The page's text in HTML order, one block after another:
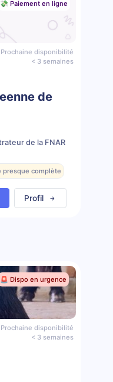
💸 Paiement en ligne
Prochaine disponibilité
< 3 semaines
de
de la FNAR
complète
Profil
🚨 Dispo en urgence
Prochaine disponibilité
< 3 semaines